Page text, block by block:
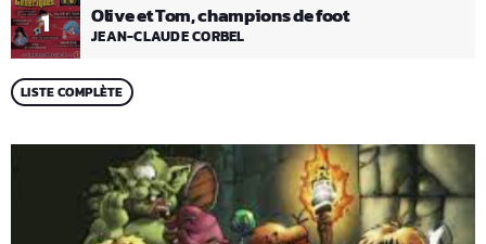
1 Olive et Tom, champions de foot
JEAN-CLAUDE CORBEL
LISTE COMPLÈTE